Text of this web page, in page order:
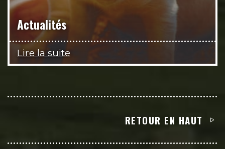
Actualités
Lire la suite
RETOUR EN HAUT